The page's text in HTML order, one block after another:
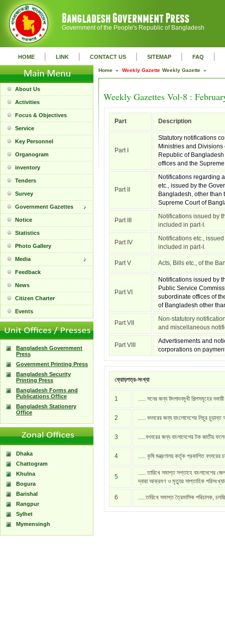
Government of the People's Republic of Bangladesh
HOME | LINK | CONTACT US | SITEMAP | FAQ |
About Us
Activities
Focus & Objectives
Service
Key Personnel
Organogram
inventory
Tenders
Survey
Government Gazettes
Notice
Statistics
Photo Gallery
Media
Feedback
News
Citizen Charter
Events
Bangladesh Government
Press
Government Printing Press
Bangladesh Security
Printing Press
Bangladesh Forms and
Publications Office
Bangladesh Stationery
Office
Dhaka
Chattogram
Khulna
Bogura
Barishal
Rangpur
Sylhet
Mymensingh
Home » Weekly Gazette Weekly Gazette »
Weekly Gazettes Vol-8 :
Part Description
Part I
Statutory notifications
Ministries and Divisions
Republic of
offices and the
Part II
Notifications regarding
etc., issued by the
Bangladesh, other than
Supreme Court of
Part III
Notifications issued by
included in part-I.
Part IV
Notifications etc.,
included in part-I.
Part V Acts, Bills etc., of the
Part VI
Notifications issued by
Public Service
subordinate offices of
of Bangladesh other
Part VII
Non-statutory
and miscellaneous
Part VIII
Advertisements and
corporations on
ক্রোড়পত্র-সংখ্যা
1 ..... সনের জন্য উৎপাদনমূখী শিল্পসমূহের
2 ..... বৎসরের জন্য বাংলোদেশের লিচুর চুড়ান্ত
3 .....বৎসরের জন্য বাংলাদেশের টক জাতীয়
4 ..... কৃষি মন্ত্রণালয় কর্তৃক প্রকাশিত বৎসরের
5
..... তারিখে সমাপ্ত সপ্তাহে বাংলাদেশের
দ্বারা আক্রমণ ও মৃত্যুর সাপ্তাহিক
6 .....তারিখে সমাপ্ত ত্রৈমাসিক পরিচালক,